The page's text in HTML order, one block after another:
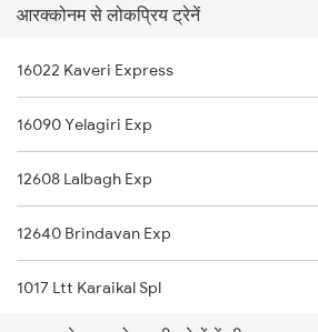
1016 Kushinagar Spl
2163 Mas Festival Spl
2164 Mas Ltt Express
2777 Kcg Maq Spl
2778 Maq Kcg Festspl
2781 Tpty Nzm Spl
आरक्कोनम से लोकप्रिय ट्रेनें
16022 Kaveri Express
16090 Yelagiri Exp
12608 Lalbagh Exp
12640 Brindavan Exp
1017 Ltt Karaikal Spl